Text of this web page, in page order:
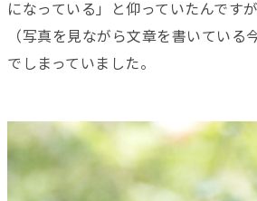
になっている」と仰っていたんです
（写真を見ながら文章を書いている
でしまっていました。